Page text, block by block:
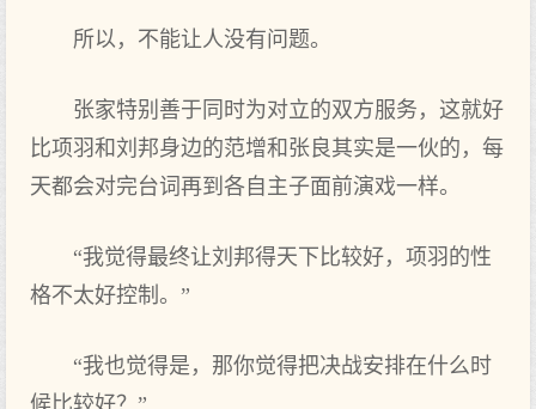
所以，不能让人没有问题。
张家特别善于同时为对立的双方服务，这就好
比项羽和刘邦身边的范增和张良其实是一伙的，每
天都会对完台词再到各自主子面前演戏一样。
“我觉得最终让刘邦得天下比较好，项羽的性
格不太好控制。”
“我也觉得是，那你觉得把决战安排在什么时
候比较好？”